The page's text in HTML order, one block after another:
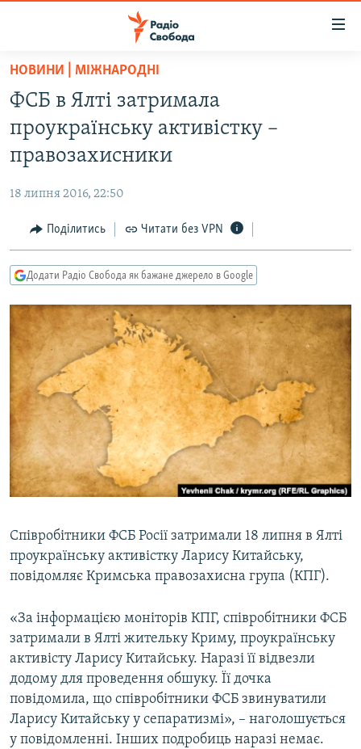
Перейти
основного
матеріалу
Перейти
до
основної
Перейти
до
пошуку
СТАТТІ
СУСПІЛЬСТВО
УКРАЇНА
СВІТ
РОСІЙСЬКА «ФІЛЬТРАЦІЯ»
ДОНБАС.РЕАЛІЇ
ТИ ЯК?
СХЕМИ
КИТАЙ.ВИКЛИКИ
МУЛЬТИМЕДІА
ФОТО
СПЕЦПРОЄКТИ
ПОДКАСТИ
РУС
УКР
КТАТ
ДОЛУЧАЙСЯ!
Усі сайти RFE/RL
НОВИНИ | МІЖНАРОДНІ
ФСБ в Ялті затримала
проукраїнську активістку –
правозахисники
18 липня 2016, 22:50
Поділитись Читати без VPN
Додати Радіо Свобода як бажане джерело в Google
Співробітники ФСБ Росії затримали 18 липня в Ялті
проукраїнську активістку Ларису Китайську,
повідомляє Кримська правозахисна група (КПГ).
«За інформацією моніторів КПГ, співробітники ФСБ
затримали в Ялті жительку Криму, проукраїнську
активісту Ларису Китайську. Наразі її відвезли
додому для проведення обшуку. Її дочка
повідомила, що співробітники ФСБ звинуватили
Ларису Китайську у сепаратизмі», – наголошується
у повідомленні. Інших подробиць наразі немає.